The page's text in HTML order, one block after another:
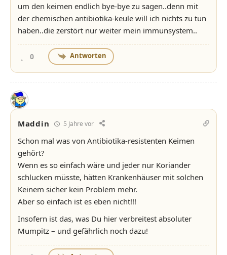
um den keimen endlich bye-bye zu sagen..denn mit
der chemischen antibiotika-keule will ich nichts zu tun
haben..die zerstört nur weiter mein immunsystem..
0 Antworten
Maddin 5 Jahre vor
Schon mal was von Antibiotika-resistenten Keimen
gehört?
Wenn es so einfach wäre und jeder nur Koriander
schlucken müsste, hätten Krankenhäuser mit solchen
Keinem sicher kein Problem mehr.
Aber so einfach ist es eben nicht!!!
Insofern ist das, was Du hier verbreitest absoluter
Mumpitz – und gefährlich noch dazu!